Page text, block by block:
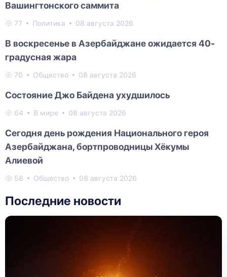
Вашингтонского саммита
77 Политика 08 августа 2026
В воскресенье в Азербайджане ожидается 40-
градусная жара
70 Общество 08 августа 2026
Состояние Джо Байдена ухудшилось
64 В мире 08 августа 2026
Сегодня день рождения Национального героя
Азербайджана, бортпроводницы Хёкумы
Алиевой
58 Общество 08 августа 2026
Последние новости